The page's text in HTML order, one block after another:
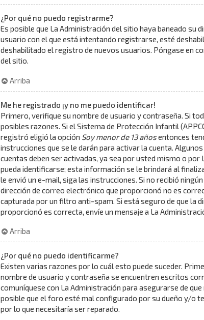
¿Por qué no puedo registrarme?
Es posible que La Administración del sitio haya baneado su
usuario con el que está intentando registrarse, esté
deshabilitado el registro de nuevos usuarios. Póngase en
del sitio.
Arriba
Me he registrado ¡y no me puedo identificar!
Primero, verifique su nombre de usuario y contraseña. Si
posibles razones. Si el Sistema de Protección Infantil
registró eligió la opción Soy menor de 13 añosentonces
instrucciones que se le darán para activar la cuenta.
cuentas deben ser activadas, ya sea por usted mismo o por
pueda identificarse; esta información se le brindará al
le envió un e-mail, siga las instrucciones. Si no recibió
dirección de correo electrónico que proporcionó no es
capturada por un filtro anti-spam. Si está seguro de que la
proporcionó es correcta, envíe un mensaje a La
Arriba
¿Por qué no puedo identificarme?
Existen varias razones por lo cuál esto puede suceder.
nombre de usuario y contraseña se encuentren escritos
comuníquese con La Administración para asegurarse de que
posible que el foro esté mal configurado por su dueño y/o
por lo que necesitaría ser reparado.